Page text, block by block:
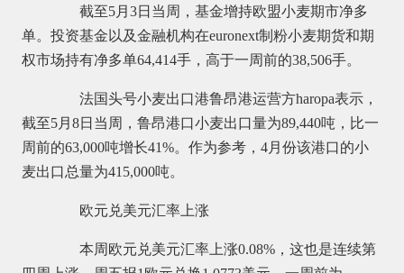
截至5月3日当周，基金增持欧盟小麦期市净多
单。投资基金以及金融机构在euronext制粉小麦期货和期
权市场持有净多单64,414手，高于一周前的38,506手。
法国头号小麦出口港鲁昂港运营方haropa表示，
截至5月8日当周，鲁昂港口小麦出口量为89,440吨，比一
周前的63,000吨增长41%。作为参考，4月份该港口的小
麦出口总量为415,000吨。
欧元兑美元汇率上涨
本周欧元兑美元汇率上涨0.08%，这也是连续第